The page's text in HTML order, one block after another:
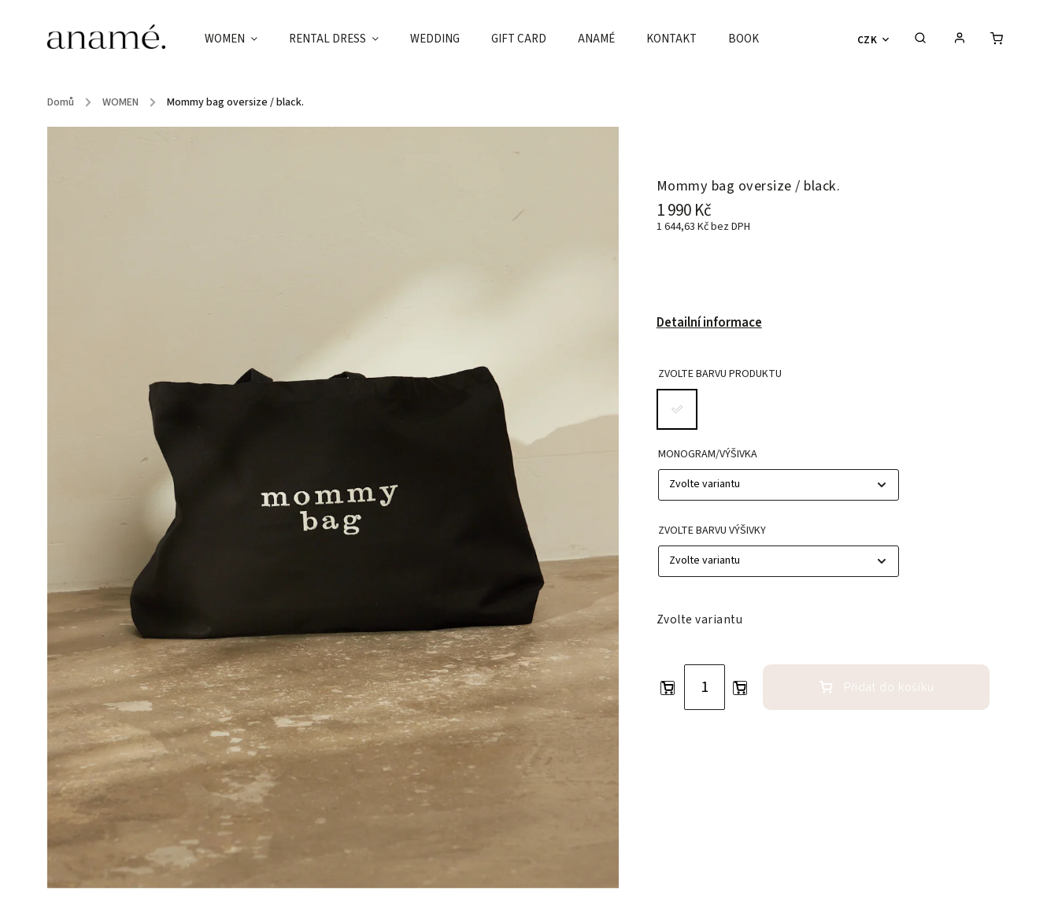
CZK
WOMEN RENTAL DRESS WEDDING GIFT CARD ANAMÉ KONTAKT BOOK
Domů / WOMEN / Mommy bag oversize / black.
Mommy bag oversize / black.
1 990 Kč
1 644,63 Kč bez DPH
Detailní informace
ZVOLTE BARVU PRODUKTU
MONOGRAM/VÝŠIVKA
ZVOLTE BARVU VÝŠIVKY
Zvolte variantu
Přidat do košíku